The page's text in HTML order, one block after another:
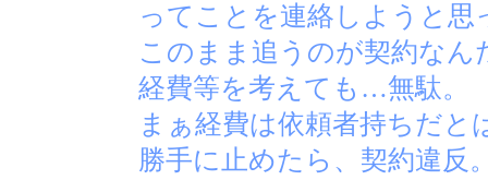
ってことを連絡しようと
このまま追うのが契約な
経費等を考えても…無駄。
まぁ経費は依頼者持ちだ
勝手に止めたら、契約違反